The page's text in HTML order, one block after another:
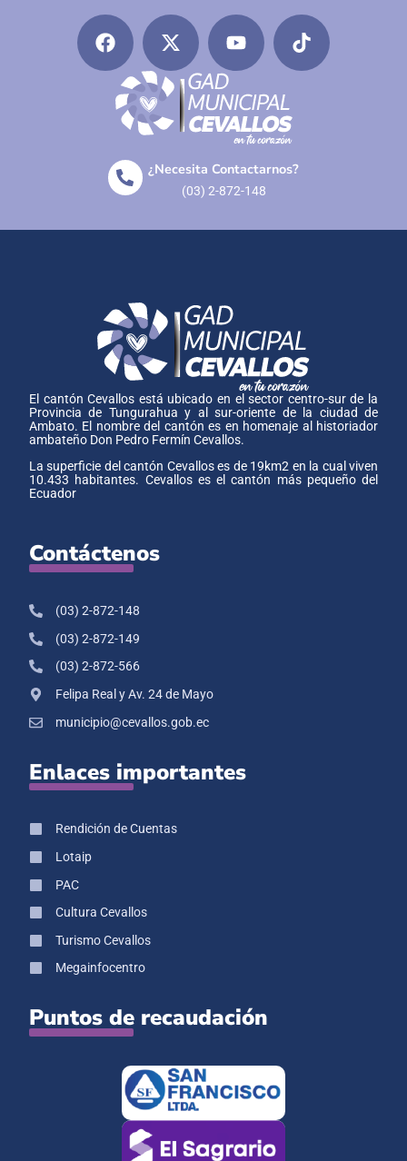
¿Necesita Contactarnos?
(03) 2-872-148
El cantón Cevallos está ubicado en el sector centro-sur de la
Provincia de Tungurahua y al sur-oriente de la ciudad de
Ambato. El nombre del cantón es en homenaje al historiador
ambateño Don Pedro Fermín Cevallos.
La superficie del cantón Cevallos es de 19km2 en la cual viven
10.433 habitantes. Cevallos es el cantón más pequeño del
Ecuador
Contáctenos
(03) 2-872-148
(03) 2-872-149
(03) 2-872-566
Felipa Real y Av. 24 de Mayo
municipio@cevallos.gob.ec
Enlaces importantes
Rendición de Cuentas
Lotaip
PAC
Cultura Cevallos
Turismo Cevallos
Megainfocentro
Puntos de recaudación